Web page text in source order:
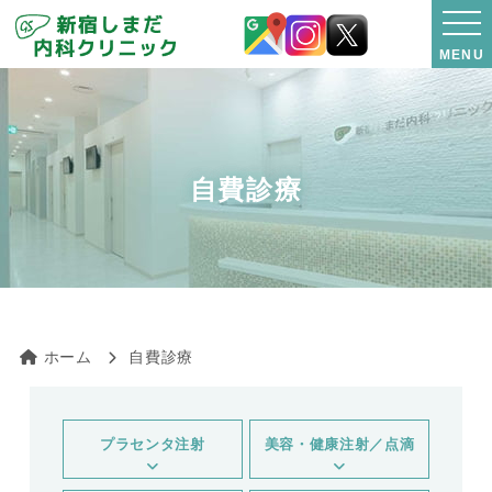
MENU
自費診療
ホーム 自費診療
プラセンタ注射 美容・健康注射／点滴